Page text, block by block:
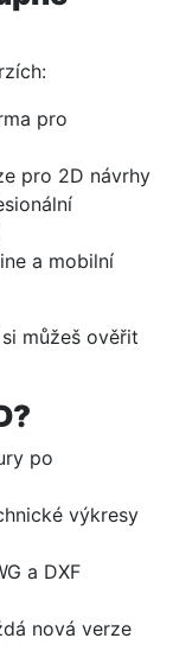
pro
pro 2D návrhy
a mobilní
můžeš ověřit
po
výkresy
a DXF
nová verze